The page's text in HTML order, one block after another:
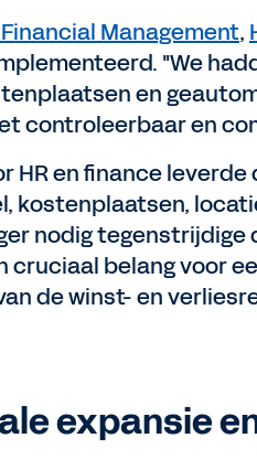
Management,
"We
en
controleerbaar en
HR en finance
kostenplaatsen,
nodig
cruciaal belang voor
de winst- en
expansie